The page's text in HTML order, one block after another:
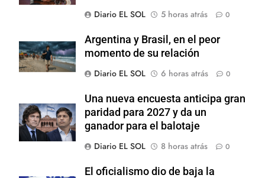
Diario EL SOL
5 horas atrás 0
Argentina y Brasil, en el peor
momento de su relación
Diario EL SOL
6 horas atrás 0
Una nueva encuesta anticipa gran
paridad para 2027 y da un
ganador para el balotaje
Diario EL SOL
8 horas atrás 0
El oficialismo dio de baja la